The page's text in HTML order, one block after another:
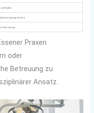
Risiko
Beratung
Praxen
oder
Betreuung zu
Ansatz.